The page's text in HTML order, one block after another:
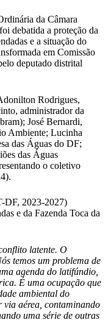
da Câmara
debatida a proteção da
e a situação do
em Comissão
deputado distrital
Rodrigues,
administrador da
José Bernardi,
Ambiente; Lucinha
das Águas do DF;
das Águas
o coletivo
DF, 2023-2027)
e da Fazenda Toca da
latente. O
temos um problema de
agenda do latifúndio,
É uma ocupação que
ambiental do
aérea, contaminando
uma série de outras